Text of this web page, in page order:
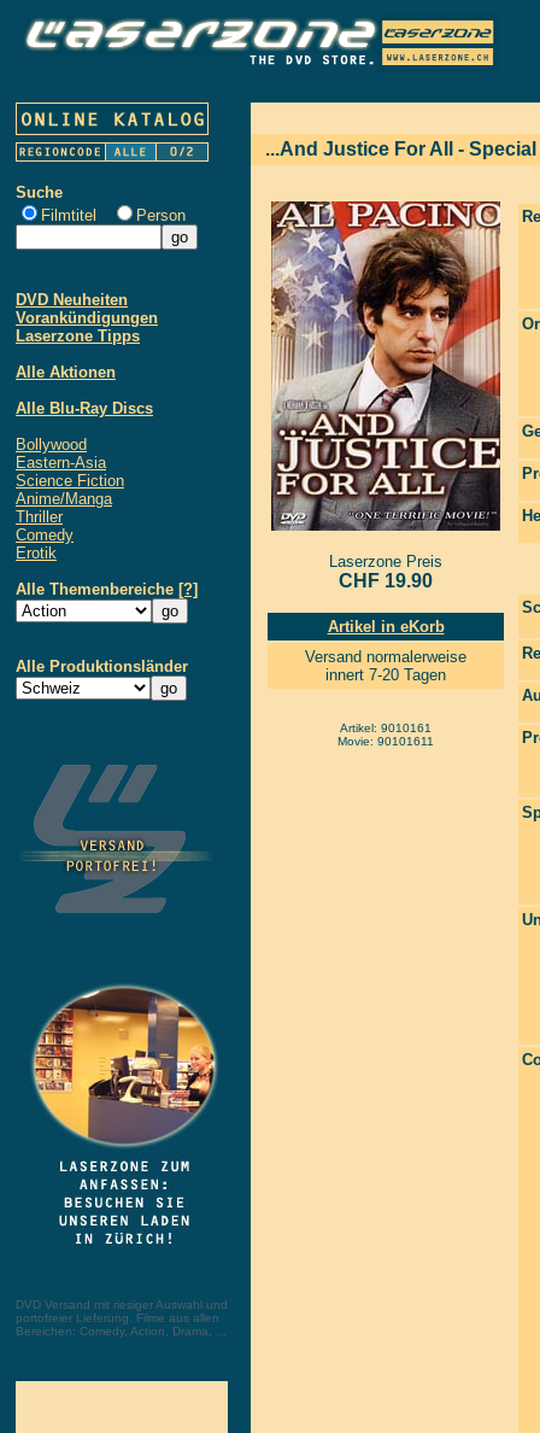
Suche
Filmtitel
Person
DVD Neuheiten
Vorankündigungen
Laserzone Tipps
Alle Aktionen
Alle Blu-Ray Discs
Bollywood
Eastern-Asia
Science Fiction
Anime/Manga
Thriller
Comedy
Erotik
Alle Themenbereiche [?]
Alle Produktionsländer
DVD Versand mit riesiger Auswahl und
portofreier Lieferung. Filme aus allen
Bereichen: Comedy, Action, Drama, ...
...And Justice For All -
Laserzone Preis
CHF 19.90
Artikel in eKorb
Versand normalerweise
innert 7-20 Tagen
Artikel: 9010161
Movie: 90101611